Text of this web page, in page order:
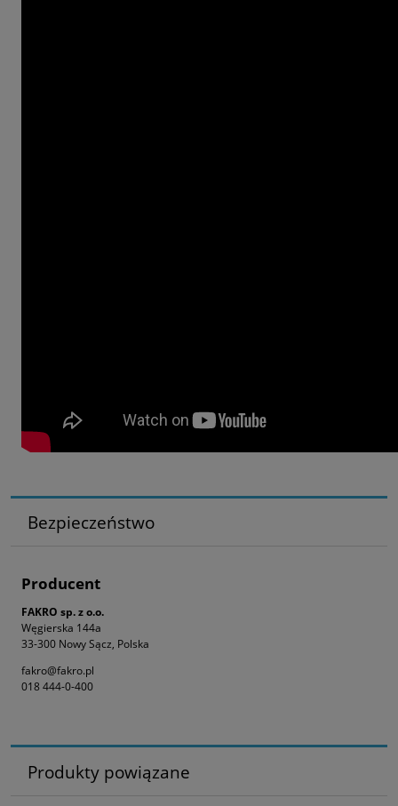
Bezpieczeństwo
Producent
FAKRO sp. z o.o.
Węgierska 144a
33-300 Nowy Sącz, Polska
fakro@fakro.pl
018 444-0-400
Produkty powiązane